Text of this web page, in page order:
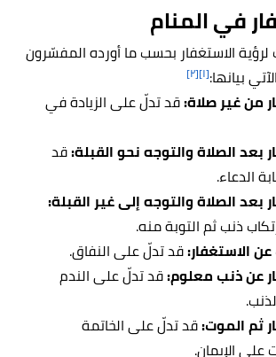
في المنام
الاستغفار بحسب ما أورده المفسّرون
بيانها:[١] [٢]
من غير صلاة:قد تدلّ على الزيادة في
بعد الصلاة والتوجه نحو القبلة:قد
الدعاء.
بعد الصلاة والتوجه إلى غير القبلة:
ذنب ثم التوبة منه.
الاستغفار:قد تدلّ على النفاق.
عن ذنب معلوم:قد تدلّ على الندم
ثم الموت:قد تدلّ على الخاتمة
على الإيمان.